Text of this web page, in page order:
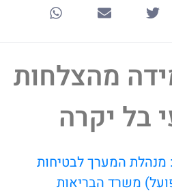
מהצלחות
בל יקרה
המערך לבטיחות
משרד הבריאות